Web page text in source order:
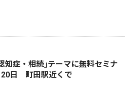
知症・相続｣テーマに無料セミナ
日 町田駅近くで